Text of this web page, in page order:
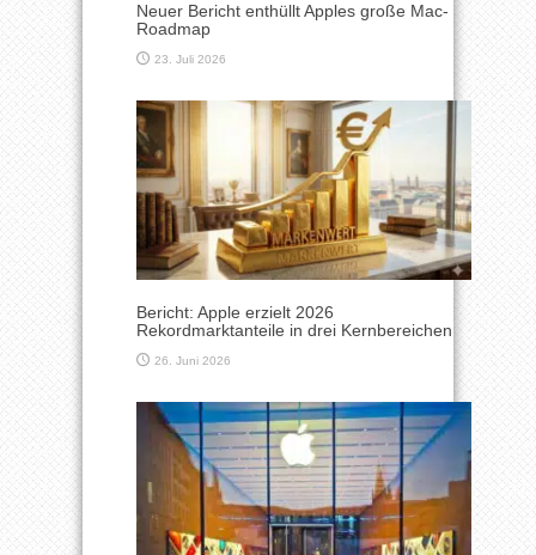
Neuer Bericht enthüllt Apples große Mac-
Roadmap
23. Juli 2026
Bericht: Apple erzielt 2026
Rekordmarktanteile in drei Kernbereichen
26. Juni 2026